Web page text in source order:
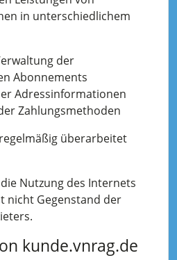
in unterschiedlichem
der
Abonnements
Adressinformationen
Zahlungsmethoden
überarbeitet
Nutzung des Internets
nicht Gegenstand der
kunde.vnrag.de